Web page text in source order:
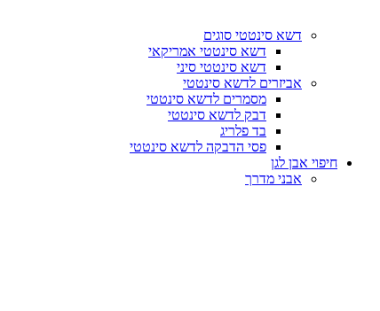
דשא סינטטי סוגים
דשא סינטטי אמריקאי
דשא סינטטי סיני
אביזרים לדשא סינטטי
מסמרים לדשא סינטטי
דבק לדשא סינטטי
בד פלריג
פסי הדבקה לדשא סינטטי
חיפוי אבן לגן
אבני מדרך